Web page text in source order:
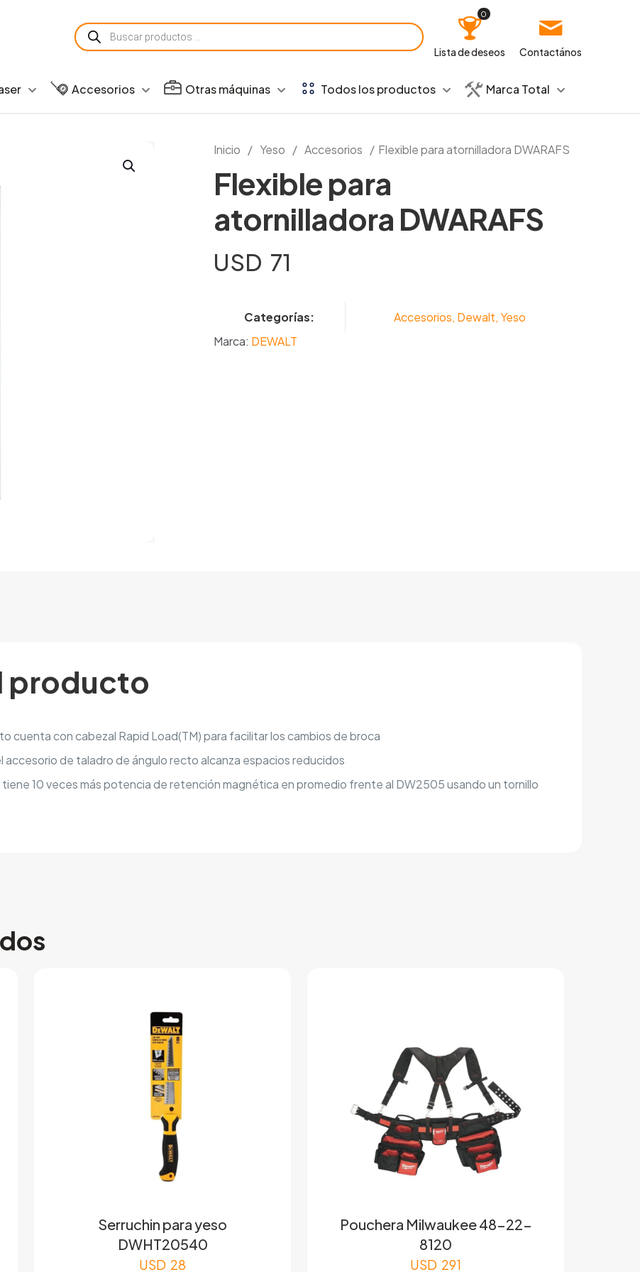
Búsqueda
de
productos
0
Lista de deseos Contactános
Accesorios Otras máquinas Todos los productos Marca Total
Inicio / Yeso / Accesorios / Flexible para atornilladora DWARAFS
Flexible para
atornilladora DWARAFS
USD 71
Categorías: Accesorios, Dewalt,Yeso
Marca: DEWALT
producto
cuenta con cabezal Rapid Load(TM) para facilitar los cambios de broca
accesorio de taladro de ángulo recto alcanza espacios reducidos
10 veces más potencia de retención magnética en promedio frente al DW2505 usando un tornillo
Serruchin para yeso
DWHT20540
USD 28
Pouchera Milwaukee 48-22-
8120
USD 291